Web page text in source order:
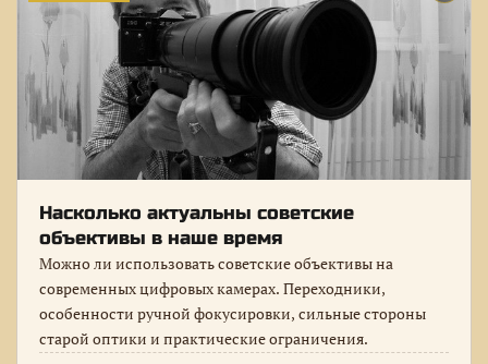
Насколько актуальны советские
объективы в наше время
Можно ли использовать советские объективы на
современных цифровых камерах. Переходники,
особенности ручной фокусировки, сильные стороны
старой оптики и практические ограничения.